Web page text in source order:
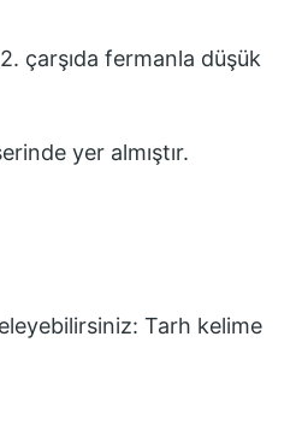
yer almıştır.
Tarh kelime